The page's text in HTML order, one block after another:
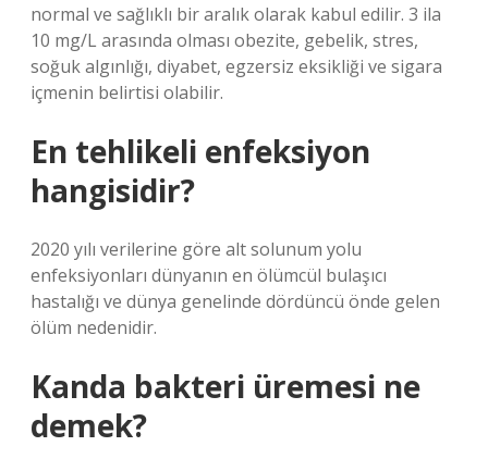
normal ve sağlıklı bir aralık olarak kabul edilir. 3 ila
10 mg/L arasında olması obezite, gebelik, stres,
soğuk algınlığı, diyabet, egzersiz eksikliği ve sigara
içmenin belirtisi olabilir.
En tehlikeli enfeksiyon
hangisidir?
2020 yılı verilerine göre alt solunum yolu
enfeksiyonları dünyanın en ölümcül bulaşıcı
hastalığı ve dünya genelinde dördüncü önde gelen
ölüm nedenidir.
Kanda bakteri üremesi ne
demek?